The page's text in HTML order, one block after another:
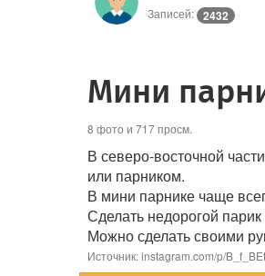
Записей: 2432
Мини
8 фото и 717 просм.
В северо-восточной
или парником.
В мини парнике чаще
Сделать недорогой
Можно сделать своими
Источник: instagram.com/p/